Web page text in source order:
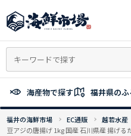
ン
ン
へ
ッ
プ
海産物で探す 福井県の
福井の海鮮市場 EC通販 越若水産
豆アジの唐揚げ 1kg 国産 石川県産 揚げ